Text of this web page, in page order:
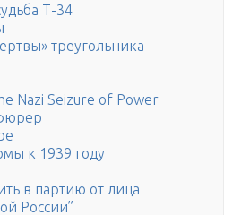
Т-34
треугольника
Nazi Seizure of Power
к 1939 году
в партию от лица
России”